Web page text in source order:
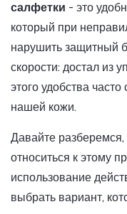
салфетки - это
который при
нарушить защитный
скорости: достал из
этого удобства
нашей кожи.
Давайте
относиться к этому
использование
выбрать вариант,